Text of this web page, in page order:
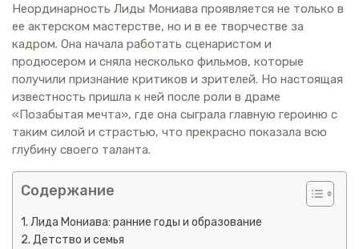
Неординарность Лиды Мониава проявляется не только в
ее актерском мастерстве, но и в ее творчестве за
кадром. Она начала работать сценаристом и
продюсером и сняла несколько фильмов, которые
получили признание критиков и зрителей. Но настоящая
известность пришла к ней после роли в драме
«Позабытая мечта», где она сыграла главную героиню с
таким силой и страстью, что прекрасно показала всю
глубину своего таланта.
Содержание
Лида Мониава: ранние годы и образование
Детство и семья